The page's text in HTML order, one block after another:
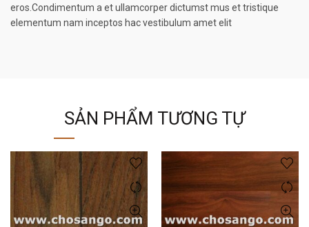
eros.Condimentum a et ullamcorper dictumst mus et tristique
elementum nam inceptos hac vestibulum amet elit
SẢN PHẨM TƯƠNG TỰ